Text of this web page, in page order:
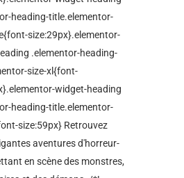
heading-title.elementor-
size:29px}.elementor-
.elementor-heading-
size-xl{font-
widget-heading
heading-title.elementor-
size:59px} Retrouvez
aventures d'horreur-
en scène des monstres,